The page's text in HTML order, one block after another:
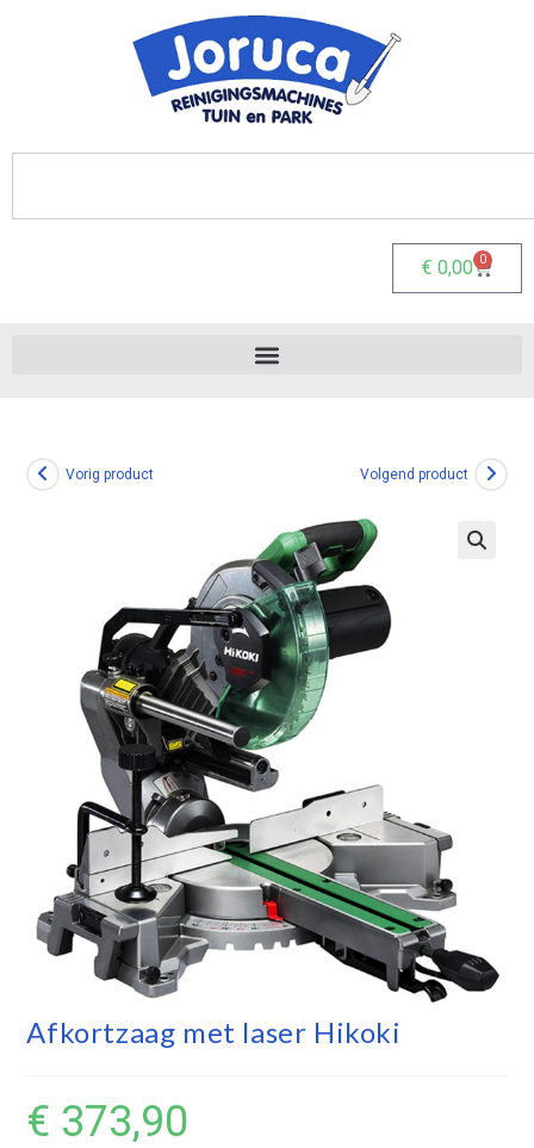
€ 0,00 0
Vorig product Volgend product
Afkortzaag met laser Hikoki
€ 373,90